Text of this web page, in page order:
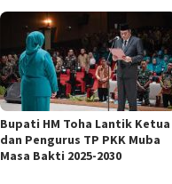
Bupati HM Toha Lantik Ketua
dan Pengurus TP PKK Muba
Masa Bakti 2025-2030